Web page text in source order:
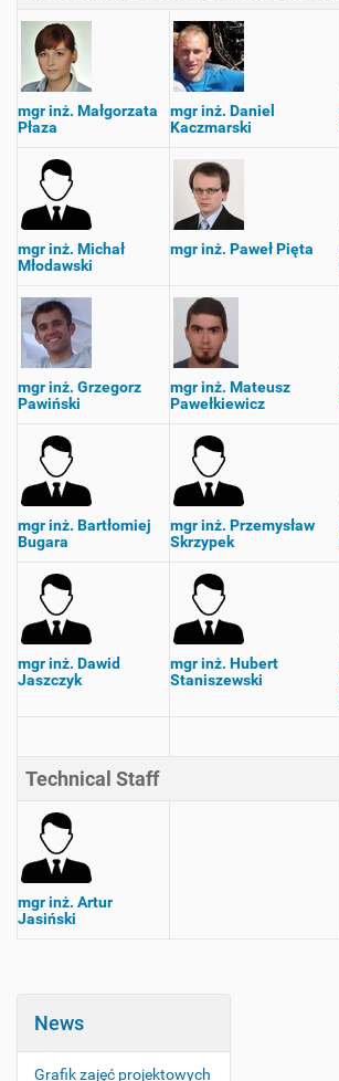
mgr inż. Małgorzata
Płaza
mgr inż. Daniel
Kaczmarski
mgr inż. Michał
Młodawski
mgr inż. Paweł Pięta
mgr inż. Grzegorz
Pawiński
mgr inż. Mateusz
Pawełkiewicz
mgr inż. Bartłomiej
Bugara
mgr inż. Przemysław
Skrzypek
mgr inż. Dawid
Jaszczyk
mgr inż. Hubert
Staniszewski
Technical Staff
mgr inż. Artur
Jasiński
News
Grafik zajęć projektowych